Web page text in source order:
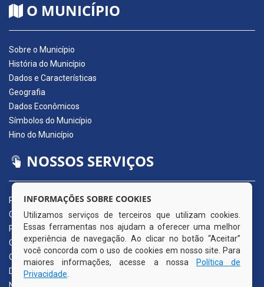
O MUNICÍPIO
Sobre o Município
História do Município
Dados e Características
Geografia
Dados Econômicos
Símbolos do Município
Hino do Município
NOSSOS SERVIÇOS
Portal da Transparência
Carta de Serviços ao Usuário
Pedido de Acesso à Informação (e-SIC)
Ouvidoria Municipal
Quadro de Avisos
Diário Oficial da AMUPE
INFORMAÇÕES SOBRE COOKIES
Utilizamos serviços de terceiros que utilizam cookies.
Essas ferramentas nos ajudam a oferecer uma melhor
experiência de navegação. Ao clicar no botão “Aceitar”
você concorda com o uso de cookies em nosso site. Para
maiores informações, acesse a nossa
Política de
Privacidade